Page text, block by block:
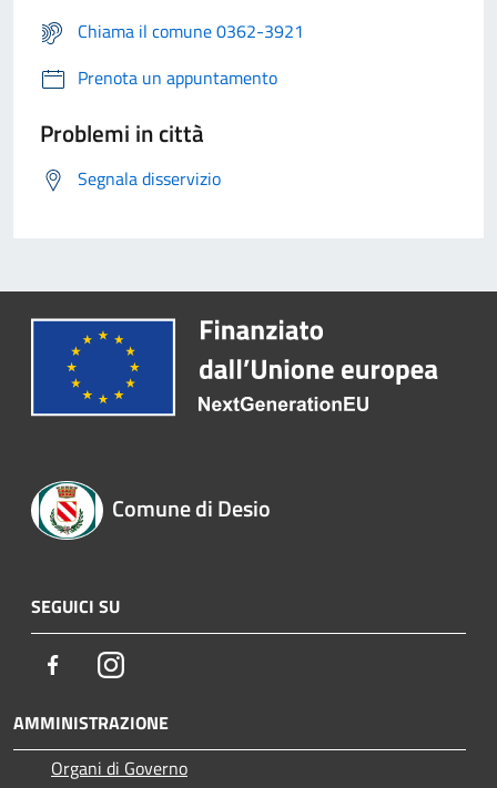
Chiama il comune 0362-3921
Prenota un appuntamento
Problemi in città
Segnala disservizio
Comune di Desio
SEGUICI SU
FacebookInstagram
AMMINISTRAZIONE
Organi di Governo